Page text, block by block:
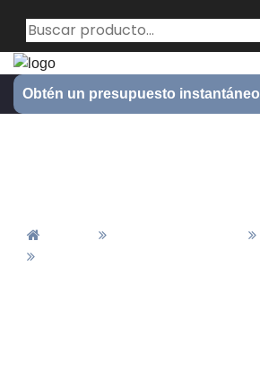
Obtén un presupuesto instantáneo